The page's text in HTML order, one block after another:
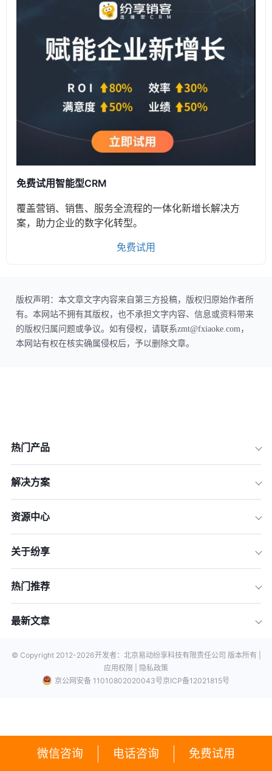
微信咨询 电话咨询 免费试用
免费试用智能型CRM
覆盖营销、销售、服务全流程的一体化新增长解决方
案，助力企业的数字化转型。
免费试用
版权声明：本文章文字内容来自第三方投稿，版权归原始作者所
有。本网站不拥有其版权，也不承担文字内容、信息或资料带来
的版权归属问题或争议。如有侵权，请联系zmt@fxiaoke.com，
本网站有权在核实确属侵权后，予以删除文章。
热门产品
解决方案
资源中心
关于纷享
热门推荐
最新文章
© Copyright 2012-2026开发者：北京易动纷享科技有限责任公司 版本所有 |
应用权限 |
隐私政策
京公网安备 11010802020043号京ICP备12021815号